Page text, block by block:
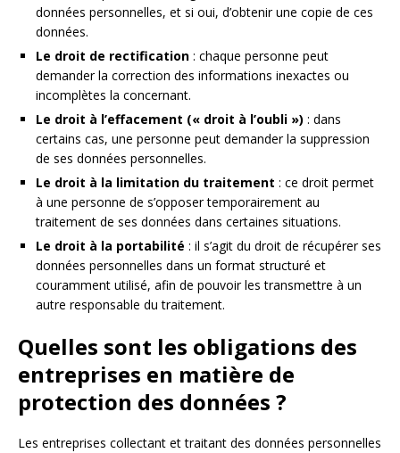
données personnelles, et si oui, d’obtenir une copie de ces
données.
Le droit de rectification : chaque personne peut
demander la correction des informations inexactes ou
incomplètes la concernant.
Le droit à l’effacement (« droit à l’oubli ») : dans
certains cas, une personne peut demander la suppression
de ses données personnelles.
Le droit à la limitation du traitement : ce droit permet
à une personne de s’opposer temporairement au
traitement de ses données dans certaines situations.
Le droit à la portabilité : il s’agit du droit de récupérer ses
données personnelles dans un format structuré et
couramment utilisé, afin de pouvoir les transmettre à un
autre responsable du traitement.
Quelles sont les obligations des
entreprises en matière de
protection des données ?
Les entreprises collectant et traitant des données personnelles